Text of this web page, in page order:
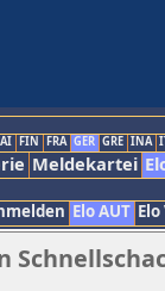
FIN FRA GER GRE INA
Meldekartei
Elo AUT